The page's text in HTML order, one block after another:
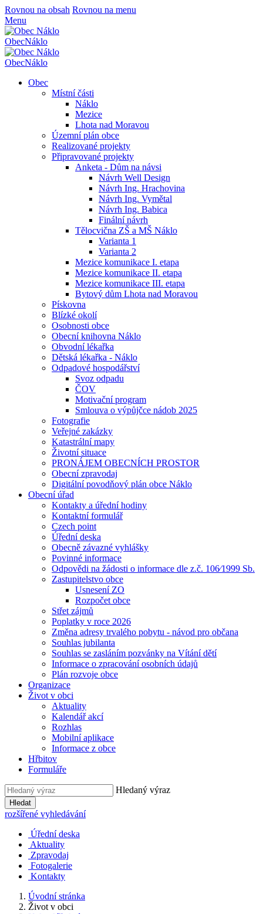
Rovnou na obsah Rovnou na menu
Menu
ObecNáklo
ObecNáklo
Obec
Místní části
Náklo
Mezice
Lhota nad Moravou
Územní plán obce
Realizované projekty
Připravované projekty
Anketa - Dům na návsi
Návrh Well Design
Návrh Ing. Hrachovina
Návrh Ing. Vymětal
Návrh Ing. Babica
Finální návrh
Tělocvična ZŠ a MŠ Náklo
Varianta 1
Varianta 2
Mezice komunikace I. etapa
Mezice komunikace II. etapa
Mezice komunikace III. etapa
Bytový dům Lhota nad Moravou
Pískovna
Blízké okolí
Osobnosti obce
Obecní knihovna Náklo
Obvodní lékařka
Dětská lékařka - Náklo
Odpadové hospodářství
Svoz odpadu
ČOV
Motivační program
Smlouva o výpůjčce nádob 2025
Fotografie
Veřejné zakázky
Katastrální mapy
Životní situace
PRONÁJEM OBECNÍCH PROSTOR
Obecní zpravodaj
Digitální povodňový plán obce Náklo
Obecní úřad
Kontakty a úřední hodiny
Kontaktní formulář
Czech point
Úřední deska
Obecně závazné vyhlášky
Povinné informace
Odpovědi na žádosti o informace dle z.č. 106⁄1999 Sb.
Zastupitelstvo obce
Usnesení ZO
Rozpočet obce
Střet zájmů
Poplatky v roce 2026
Změna adresy trvalého pobytu - návod pro občana
Souhlas jubilanta
Souhlas se zasláním pozvánky na Vítání dětí
Informace o zpracování osobních údajů
Plán rozvoje obce
Organizace
Život v obci
Aktuality
Kalendář akcí
Rozhlas
Mobilní aplikace
Informace z obce
Hřbitov
Formuláře
Hledaný výraz
Hledat
rozšířené vyhledávání
Úřední deska
Aktuality
Zpravodaj
Fotogalerie
Kontakty
Úvodní stránka
Život v obci